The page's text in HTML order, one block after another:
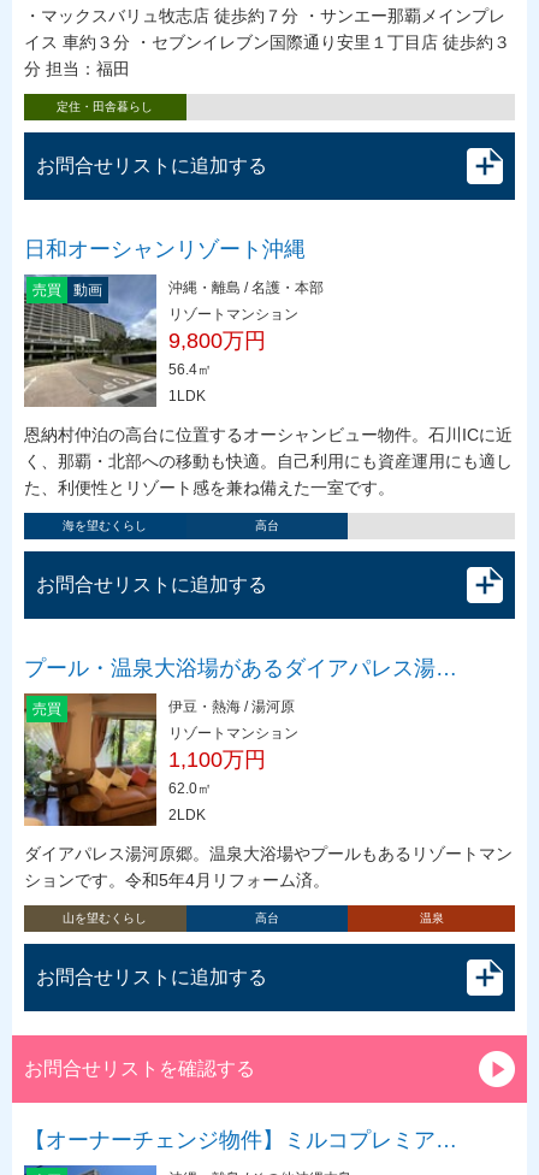
・マックスバリュ牧志店 徒歩約７分 ・サンエー那覇メインプレ
イス 車約３分 ・セブンイレブン国際通り安里１丁目店 徒歩約３
分 担当：福田
定住・田舎暮らし
お問合せリストに追加する
日和オーシャンリゾート沖縄
売買 動画
沖縄・離島 / 名護・本部
リゾートマンション
9,800万円
56.4㎡
1LDK
恩納村仲泊の高台に位置するオーシャンビュー物件。石川ICに近
く、那覇・北部への移動も快適。自己利用にも資産運用にも適し
た、利便性とリゾート感を兼ね備えた一室です。
海を望むくらし 高台
お問合せリストに追加する
プール・温泉大浴場があるダイアパレス湯…
売買
伊豆・熱海 / 湯河原
リゾートマンション
1,100万円
62.0㎡
2LDK
ダイアパレス湯河原郷。温泉大浴場やプールもあるリゾートマン
ションです。令和5年4月リフォーム済。
山を望むくらし 高台 温泉
お問合せリストに追加する
お問合せリストを確認する
【オーナーチェンジ物件】ミルコプレミア…